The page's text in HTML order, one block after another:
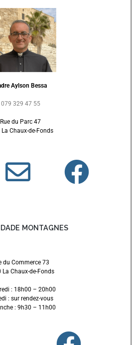
Aylson Bessa
079 329 47 55
Rue du Parc 47
Chaux-de-Fonds
MONTAGNES
du Commerce 73
La Chaux-de-Fonds
: 18h00 – 20h00
: sur rendez-vous
: 9h30 – 11h00